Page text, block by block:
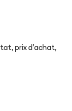
prix d'achat,